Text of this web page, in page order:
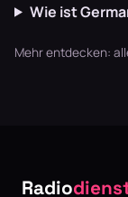
Wie ist
Mehr entdecken:
Radio